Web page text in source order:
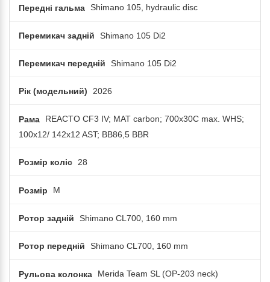
Передні гальма Shimano 105, hydraulic disc
Перемикач задній Shimano 105 Di2
Перемикач передній Shimano 105 Di2
Рік (модельний) 2026
Рама
REACTO CF3 IV; MAT carbon; 700x30C max. WHS;
100x12/ 142x12 AST; BB86,5 BBR
Розмір коліс 28
Розмір M
Ротор задній Shimano CL700, 160 mm
Ротор передній Shimano CL700, 160 mm
Рульова колонка Merida Team SL (OP-203 neck)